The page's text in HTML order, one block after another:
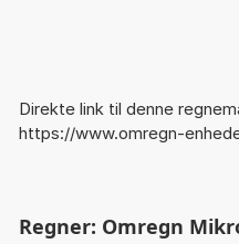
Direkte link til denne
https://www.omregn-
Regner: Omregn